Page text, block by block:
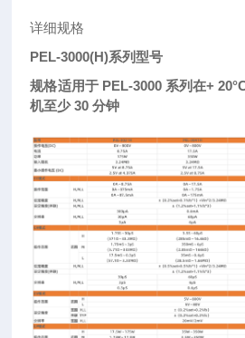
详细规格
PEL-3000(H)系列型号
规格适用于 PEL-3000 系列在+
机至少 30 分钟